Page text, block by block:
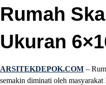
Rumah
Ukuran
ARSITEKDEPOK.COM –
semakin diminati oleh masyarakat